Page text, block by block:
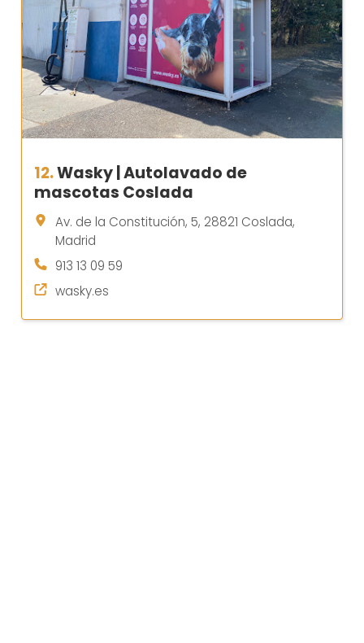
12.Wasky | Autolavado de
mascotas Coslada
Av. de la Constitución, 5, 28821 Coslada,
Madrid
913 13 09 59
wasky.es